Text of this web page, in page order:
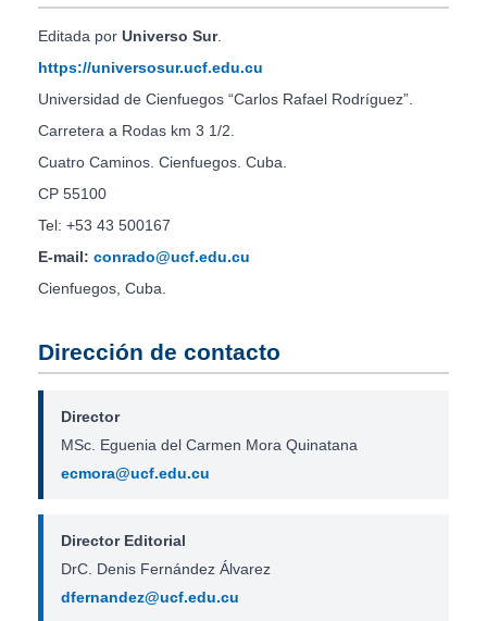
Editada por Universo Sur.
https://universosur.ucf.edu.cu
Universidad de Cienfuegos “Carlos Rafael Rodríguez”.
Carretera a Rodas km 3 1/2.
Cuatro Caminos. Cienfuegos. Cuba.
CP 55100
Tel: +53 43 500167
E-mail: conrado@ucf.edu.cu
Cienfuegos, Cuba.
Dirección de contacto
Director
MSc. Eguenia del Carmen Mora Quinatana
ecmora@ucf.edu.cu
Director Editorial
DrC. Denis Fernández Álvarez
dfernandez@ucf.edu.cu